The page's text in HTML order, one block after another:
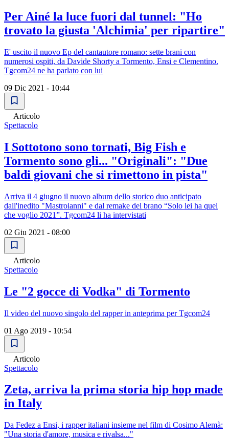
Per Ainé la luce fuori dal tunnel: "Ho
trovato la giusta 'Alchimia' per ripartire"
E' uscito il nuovo Ep del cantautore romano: sette brani con
numerosi ospiti, da Davide Shorty a Tormento, Ensi e Clementino.
Tgcom24 ne ha parlato con lui
09 Dic 2021 - 10:44
Articolo
Spettacolo
I Sottotono sono tornati, Big Fish e
Tormento sono gli... "Originali": "Due
baldi giovani che si rimettono in pista"
Arriva il 4 giugno il nuovo album dello storico duo anticipato
dall'inedito "Mastroianni" e dal remake del brano “Solo lei ha quel
che voglio 2021”. Tgcom24 li ha intervistati
02 Giu 2021 - 08:00
Articolo
Spettacolo
Le "2 gocce di Vodka" di Tormento
Il video del nuovo singolo del rapper in anteprima per Tgcom24
01 Ago 2019 - 10:54
Articolo
Spettacolo
Zeta, arriva la prima storia hip hop made
in Italy
Da Fedez a Ensi, i rapper italiani insieme nel film di Cosimo Alemà:
"Una storia d'amore, musica e rivalsa..."